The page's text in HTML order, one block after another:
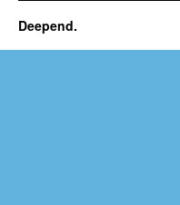
Deepend.